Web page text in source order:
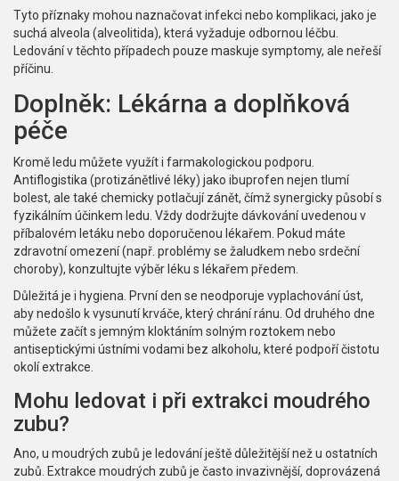
Tyto příznaky mohou naznačovat infekci nebo komplikaci, jako je
suchá alveola (alveolitida), která vyžaduje odbornou léčbu.
Ledování v těchto případech pouze maskuje symptomy, ale neřeší
příčinu.
Doplněk: Lékárna a doplňková
péče
Kromě ledu můžete využít i farmakologickou podporu.
Antiflogistika (protizánětlivé léky) jako ibuprofen nejen tlumí
bolest, ale také chemicky potlačují zánět, čímž synergicky působí s
fyzikálním účinkem ledu. Vždy dodržujte dávkování uvedenou v
příbalovém letáku nebo doporučenou lékařem. Pokud máte
zdravotní omezení (např. problémy se žaludkem nebo srdeční
choroby), konzultujte výběr léku s lékařem předem.
Důležitá je i hygiena. První den se neodporuje vyplachování úst,
aby nedošlo k vysunutí krváče, který chrání ránu. Od druhého dne
můžete začít s jemným kloktáním solným roztokem nebo
antiseptickými ústními vodami bez alkoholu, které podpoří čistotu
okolí extrakce.
Mohu ledovat i při extrakci moudrého
zubu?
Ano, u moudrých zubů je ledování ještě důležitější než u ostatních
zubů. Extrakce moudrých zubů je často invazivnější, doprovázená